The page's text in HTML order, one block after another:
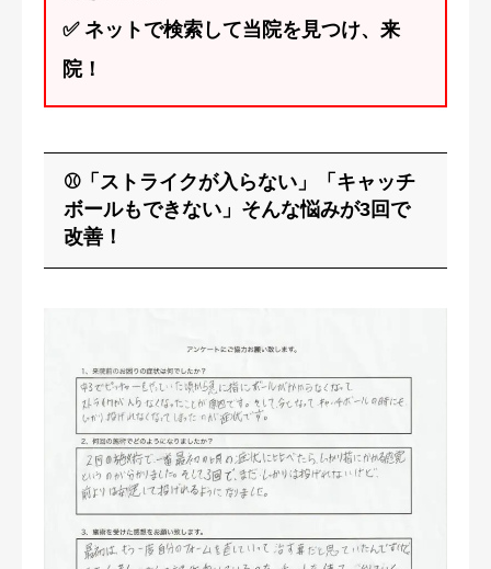
✅ ネットで検索して当院を見つけ、来
院！
⚾「ストライクが入らない」「キャッチ
ボールもできない」そんな悩みが3回で
改善！